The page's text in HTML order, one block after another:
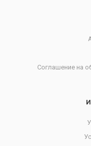
Соглашение на